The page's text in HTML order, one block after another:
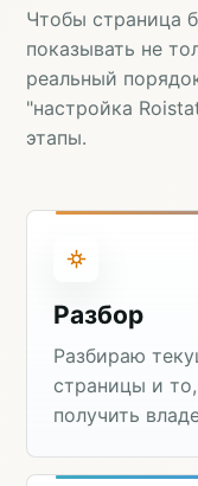
Чтобы страница
показывать не
реальный
"настройка
этапы.
Разбор
Разбираю
страницы и
получить